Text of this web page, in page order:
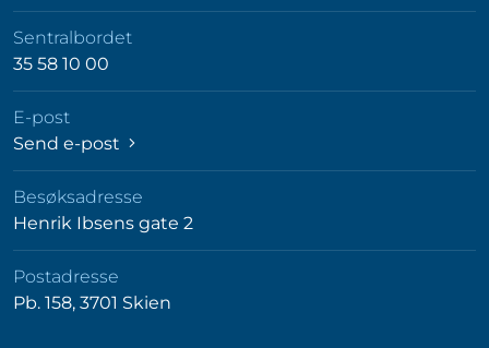
Sentralbordet
35 58 10 00
E-post
Send e-post
Besøksadresse
Henrik Ibsens gate 2
Postadresse
Pb. 158, 3701 Skien